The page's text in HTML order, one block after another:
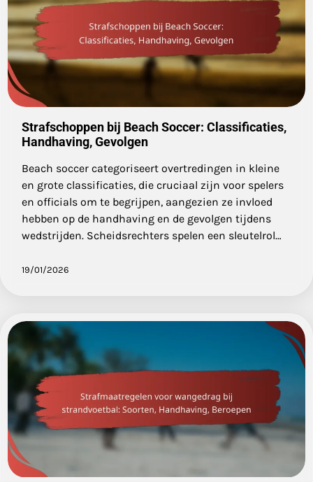
Strafschoppen bij Beach Soccer: Classificaties,
Handhaving, Gevolgen
Beach soccer categoriseert overtredingen in kleine
en grote classificaties, die cruciaal zijn voor spelers
en officials om te begrijpen, aangezien ze invloed
hebben op de handhaving en de gevolgen tijdens
wedstrijden. Scheidsrechters spelen een sleutelrol…
19/01/2026